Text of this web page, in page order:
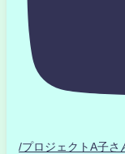
/プロジェクトA子